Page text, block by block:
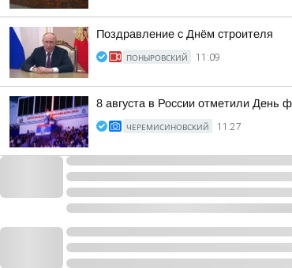
Поздравление с Днём строителя
ПОНЫРОВСКИЙ 11:09
8 августа в России отметили День
ЧЕРЕМИСИНОВСКИЙ 11:27